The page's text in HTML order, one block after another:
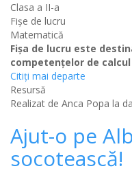
Clasa a II-a
Fișe de lucru
Matematică
Fişa de lucru este
competenţelor de
Citiţi mai departe
Resursă
Realizat de Anca Popa la
Ajut-o pe
socotească!